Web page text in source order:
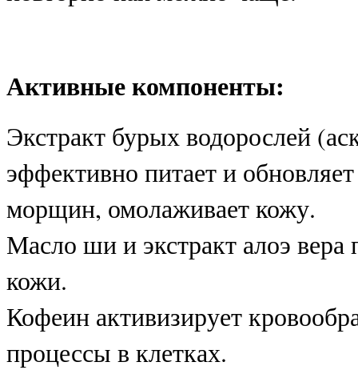
Активные компоненты:
Экстракт бурых водорослей
эффективно питает и
морщин, омолаживает кожу.
Масло ши и экстракт алоэ
кожи.
Кофеин активизирует
процессы в клетках.